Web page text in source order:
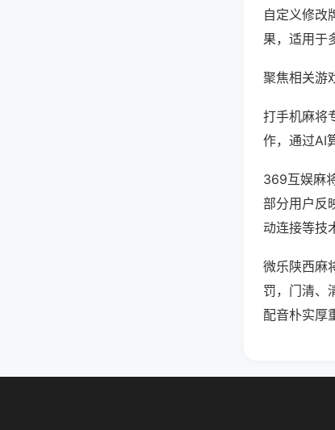
自定义修改
果，适用于
聚焦相关游
打手机麻将
作，通过AI
369互娱麻
部分用户反
动连接等技
微乐陕西麻
罚，门清、
配音朴实厚